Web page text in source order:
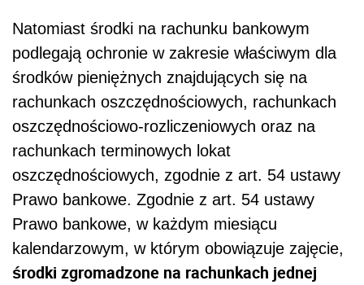
Natomiast środki na rachunku bankowym
podlegają ochronie w zakresie właściwym dla
środków pieniężnych znajdujących się na
rachunkach oszczędnościowych, rachunkach
oszczędnościowo-rozliczeniowych oraz na
rachunkach terminowych lokat
oszczędnościowych, zgodnie z art. 54 ustawy
Prawo bankowe. Zgodnie z art. 54 ustawy
Prawo bankowe, w każdym miesiącu
kalendarzowym, w którym obowiązuje zajęcie,
środki zgromadzone na rachunkach jednej